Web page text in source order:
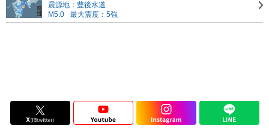
震源地：豊後水道
M5.0
最大震度：5強